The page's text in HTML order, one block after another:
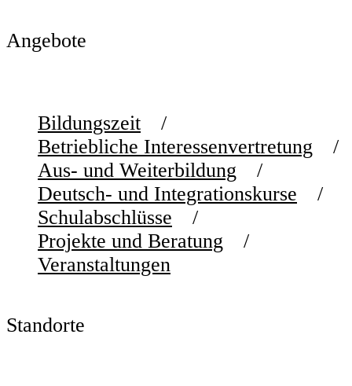
Angebote
Bildungszeit
Betriebliche Interessenvertretung
Aus- und Weiterbildung
Deutsch- und Integrationskurse
Schulabschlüsse
Projekte und Beratung
Veranstaltungen
Standorte